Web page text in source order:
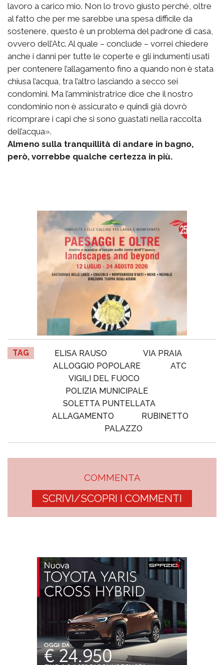
lavoro a carico mio. Non lo trovo giusto perché, oltre
al fatto che per me sarebbe una spesa difficile da
sostenere, questo è un problema del padrone di casa,
ovvero dell’Atc. Al quale – conclude – vorrei chiedere
anche i danni per tutte le coperte e gli indumenti usati
per contenere l’allagamento fino a quando non è stata
chiusa l’acqua, tra l’altro lasciando a secco sei
condomini. Ma l’amministratrice dice che il nostro
condominio non è assicurato e quindi già dovrò
ricomprare i capi che si sono guastati nella raccolta
dell’acqua».
Almeno sulla tranquillità di andare in bagno,
però, vorrebbe qualche certezza in più.
TAG ELISA RAUSO
VIA PRAIA
ALLOGGIO POPOLARE
ATC
VIGILI DEL FUOCO
POLIZIA MUNICIPALE
SOLETTA PUNTELLATA
ALLAGAMENTO
RUBINETTO
PALAZZO
COMMENTA
SCRIVI/SCOPRI I COMMENTI